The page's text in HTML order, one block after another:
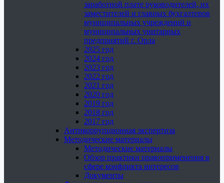
заработной плате руководителей, их
заместителей и главных бухгалтеров
муниципальных учреждений и
муниципальных унитарных
предприятий г. Орла
2025 год
2024 год
2023 год
2022 год
2021 год
2020 год
2019 год
2018 год
2017 год
Антикоррупционная экспертиза
Методические материалы
Методические материалы
Обзор практики правоприменения в
сфере конфликта интересов
Документы